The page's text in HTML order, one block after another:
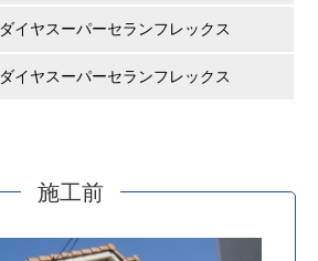
ダイヤスーパーセランフレックス
ダイヤスーパーセランフレックス
施工前